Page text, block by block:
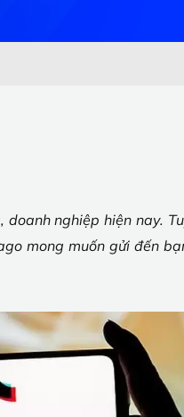
nghiệp hiện nay.
mong muốn gửi đến